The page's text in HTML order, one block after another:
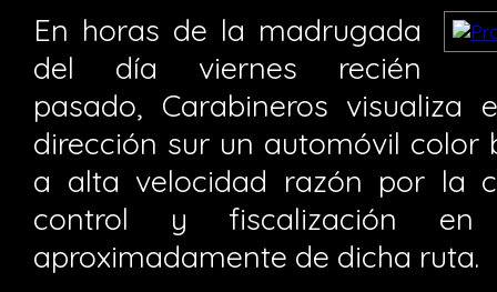
En horas de la madrugada
del día viernes recién
pasado, Carabineros
dirección sur un automóvil color
a alta velocidad razón por la
control y fiscalización
aproximadamente de dicha ruta.